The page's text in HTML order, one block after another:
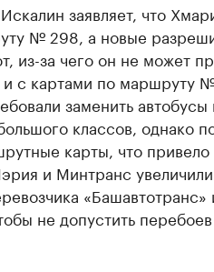
заявляет, что
№ 298, а новые
из-за чего он не может
и с картами по маршруту
заменить
классов, однако
карты, что
и Минтранс
не допустить